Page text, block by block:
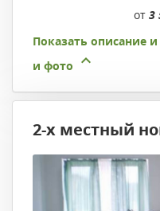
от 3
Показать описание
и фото
2-х местный